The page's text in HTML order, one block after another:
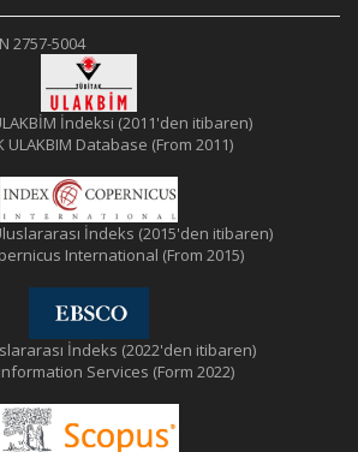
2757-5004
İndeksi (2011'den itibaren)
ULAKBIM Database (From 2011)
İndeks (2015'den itibaren)
International (From 2015)
İndeks (2022'den itibaren)
Services (Form 2022)